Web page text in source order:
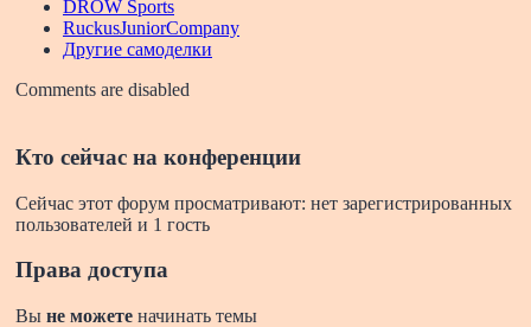
DROW Sports
RuckusJuniorCompany
Другие самоделки
Comments are disabled
Кто сейчас на конференции
Сейчас этот форум просматривают: нет зарегистрированных
пользователей и 1 гость
Права доступа
Вы не можете начинать темы